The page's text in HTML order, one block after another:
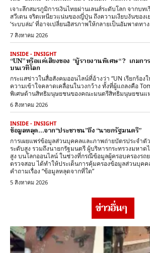
เจาะลึกสมรภูมิการเงินไทยผ่านเลนส์ระดับโลก จากบท
สวีเดน จริตเหนียวแน่นของญี่ปุ่น ถึงความเงียบงันของ
‘ระบบล่ม’ ที่อาจเปลี่ยนอิสรภาพให้กลายเป็นอัมพาตทา
7 สิงหาคม 2026
INSIDE - INSIGHT
“UN” หรือแค่เสียงของ “ผู้รายงานพิเศษ“ ? เกมก
บนเวทีโลก
กระแสข่าวในสื่อสังคมออนไลน์ที่อ้างว่า “UN เรียกร้อง
ความเข้าใจคลาดเคลื่อนในวงกว้าง ทั้งที่ผู้แถลงคือ
พิเศษด้านสิทธิมนุษยชนของคณะมนตรีสิทธิมนุษยชนแ
6 สิงหาคม 2026
INSIDE - INSIGHT
ข้อมูลหลุด…จาก“ประชาชน”ถึง “นายกรัฐมนตรี”
การเผยแพร่ข้อมูลส่วนบุคคลและภาพถ่ายบัตรประจำ
ระดับสูง รวมถึงนายกรัฐมนตรี ผู้บริหารกระทรวงมหาด
สูง บนโลกออนไลน์ ในช่วงที่กรณีข้อมูลผู้ครอบครองรถ
ตรวจสอบ ได้ทำให้ประเด็นการคุ้มครองข้อมูลส่วนบุค
คำถามเรื่อง “ข้อมูลหลุดจากที่ใด”
5 สิงหาคม 2026
ข่าวอื่นๆ